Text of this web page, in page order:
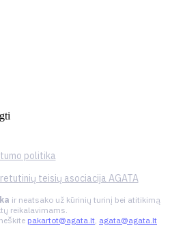
politika
teisių asociacija AGATA
ir neatsako už kūrinių turinį bei atitikimą
reikalavimams.
pakartot@agata.lt, agata@agata.lt